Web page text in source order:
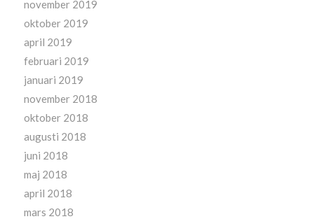
november 2019
oktober 2019
april 2019
februari 2019
januari 2019
november 2018
oktober 2018
augusti 2018
juni 2018
maj 2018
april 2018
mars 2018